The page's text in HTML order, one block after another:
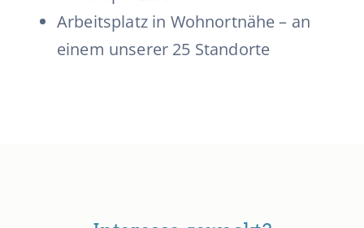
Arbeitsplatz in Wohnortnähe – an
einem unserer 25 Standorte